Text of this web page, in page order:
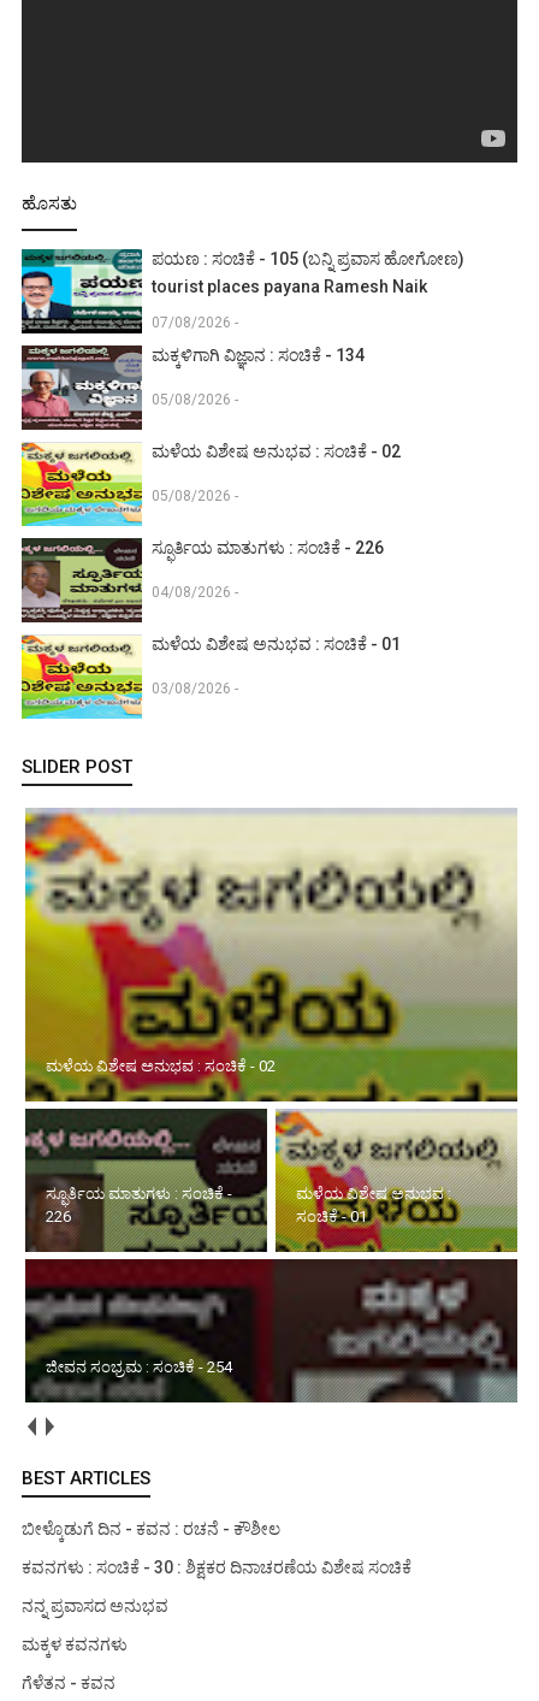
ಹೊಸತು
ಪಯಣ : ಸಂಚಿಕೆ - 105 (ಬನ್ನಿ ಪ್ರವಾಸ ಹೋಗೋಣ)
tourist places payana Ramesh Naik
07/08/2026 -
ಮಕ್ಕಳಿಗಾಗಿ ವಿಜ್ಞಾನ : ಸಂಚಿಕೆ - 134
05/08/2026 -
ಮಳೆಯ ವಿಶೇಷ ಅನುಭವ : ಸಂಚಿಕೆ - 02
05/08/2026 -
ಸ್ಫೂರ್ತಿಯ ಮಾತುಗಳು : ಸಂಚಿಕೆ - 226
04/08/2026 -
ಮಳೆಯ ವಿಶೇಷ ಅನುಭವ : ಸಂಚಿಕೆ - 01
03/08/2026 -
SLIDER POST
ಮಳೆಯ ವಿಶೇಷ ಅನುಭವ : ಸಂಚಿಕೆ - 02
ಸ್ಫೂರ್ತಿಯ ಮಾತುಗಳು : ಸಂಚಿಕೆ -
226
ಮಳೆಯ ವಿಶೇಷ ಅನುಭವ :
ಸಂಚಿಕೆ - 01
ಜೀವನ ಸಂಭ್ರಮ : ಸಂಚಿಕೆ - 254
BEST ARTICLES
ಬೀಳ್ಕೊಡುಗೆ ದಿನ - ಕವನ : ರಚನೆ - ಕೌಶೀಲ
ಕವನಗಳು : ಸಂಚಿಕೆ - 30 : ಶಿಕ್ಷಕರ ದಿನಾಚರಣೆಯ ವಿಶೇಷ ಸಂಚಿಕೆ
ನನ್ನ ಪ್ರವಾಸದ ಅನುಭವ
ಮಕ್ಕಳ ಕವನಗಳು
ಗೆಳೆತನ - ಕವನ